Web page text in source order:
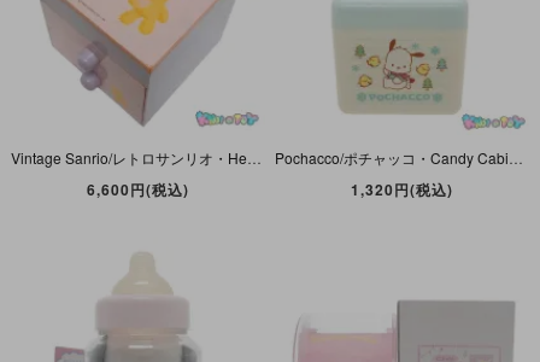
6,600円(税込) 1,320円(税込)